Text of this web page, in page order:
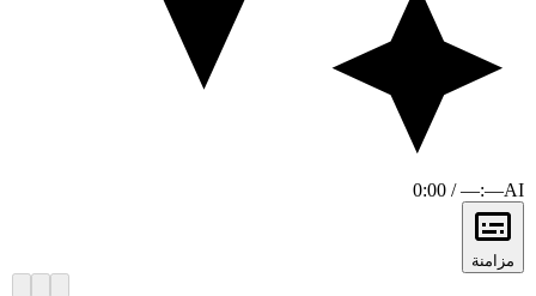
AI
0:00 / —:—
مزامنة